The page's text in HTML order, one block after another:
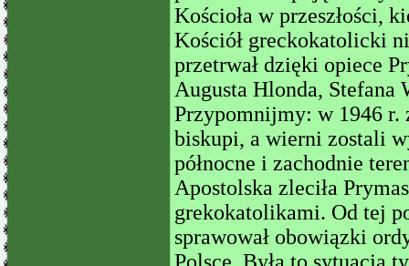
Kościoła w przeszłości,
Kościół greckokatolicki
przetrwał dzięki opiece
Augusta Hlonda, Stefana
Przypomnijmy: w 1946 r.
biskupi, a wierni zostali
północne i zachodnie
Apostolska zleciła
grekokatolikami. Od tej
sprawował obowiązki